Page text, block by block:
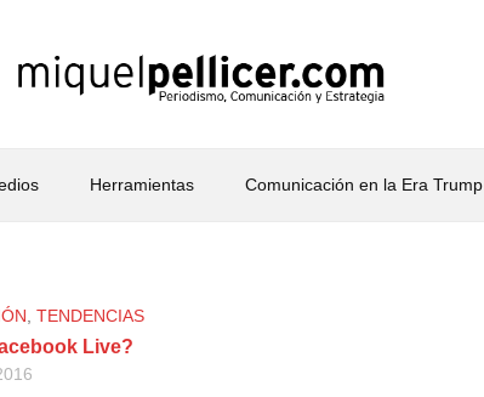
Herramientas Comunicación en la Era Trump
TENDENCIAS
Live?